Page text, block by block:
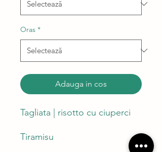
Oras *
Adauga in cos
Tagliata | risotto cu ciuperci
Tiramisu